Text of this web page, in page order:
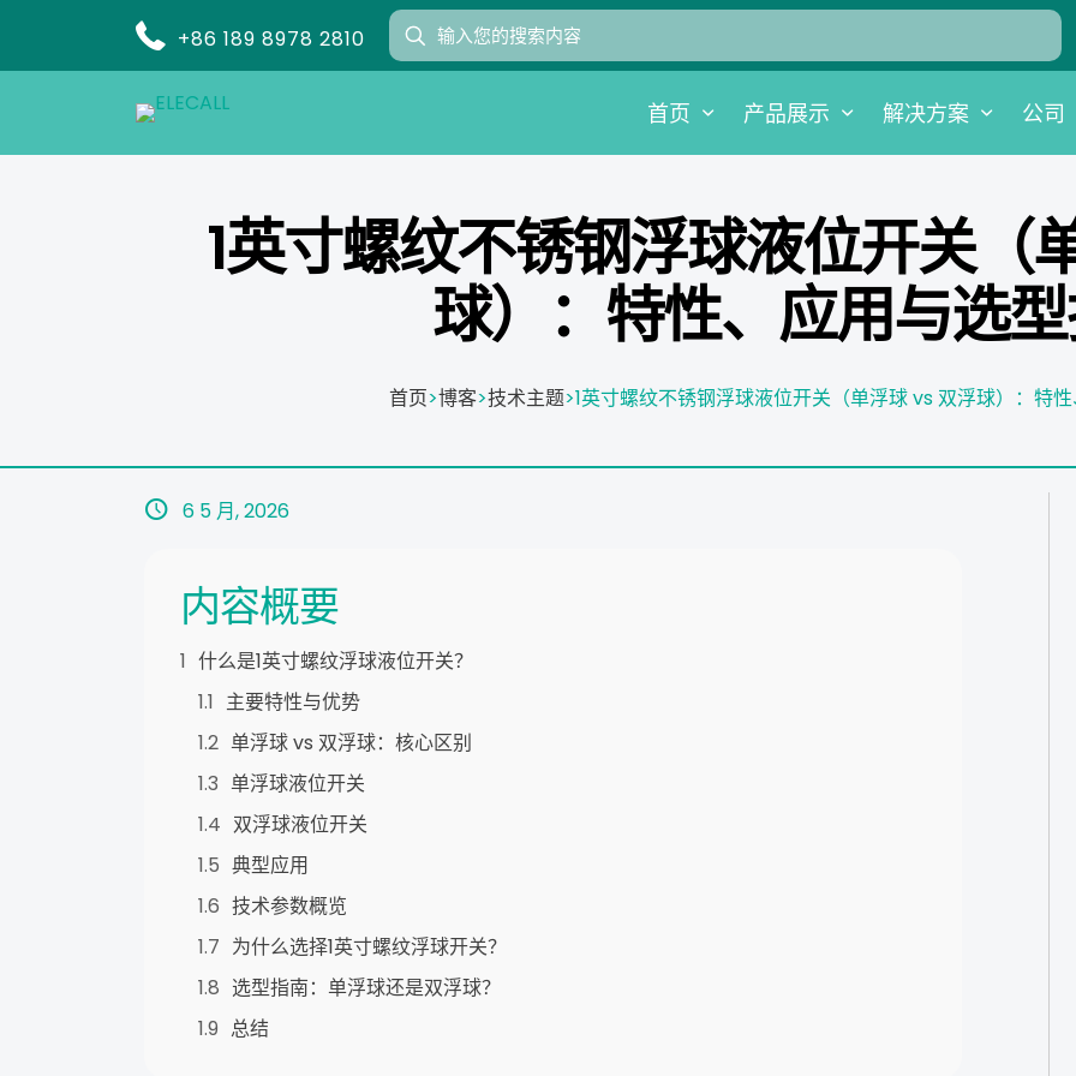
+86 189 8978 2810
首页 产品展示 解决方案 公司
1英寸螺纹不锈钢浮球液位开关（
球）：特性、应用与选
首页>博客>技术主题>1英寸螺纹不锈钢浮球液位开关（单浮球 vs 双浮球）：特
6 5 月, 2026
内容概要
什么是1英寸螺纹浮球液位开关？
主要特性与优势
单浮球 vs 双浮球：核心区别
单浮球液位开关
双浮球液位开关
典型应用
技术参数概览
为什么选择1英寸螺纹浮球开关？
选型指南：单浮球还是双浮球？
总结